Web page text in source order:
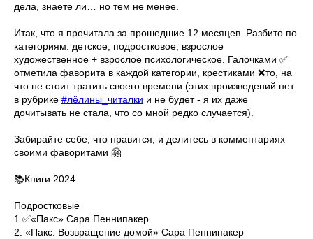
дела, знаете ли… но тем не менее.
Итак, что я прочитала за прошедшие 12 месяцев. Разбито по
категориям: детское, подростковое, взрослое
художественное + взрослое психологическое. Галочками ✅
отметила фаворита в каждой категории, крестиками ❌то, на
что не стоит тратить своего времени (этих произведений нет
в рубрике #лёлины_читалки и не будет - я их даже
дочитывать не стала, что со мной редко случается).
Забирайте себе, что нравится, и делитесь в комментариях
своими фаворитами 🤗
📚Книги 2024
Подростковые
1.✅«Пакс» Сара Пеннипакер
2. «Пакс. Возвращение домой» Сара Пеннипакер